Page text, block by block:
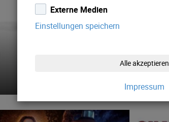
Externe Medien
Einstellungen speichern
Alle akzeptieren
Impressum